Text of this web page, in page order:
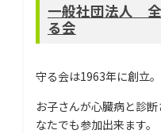
一般社団法人
る会
守る会は1963年に創立。
お子さんが心臓病と診
なたでも参加出来ます。